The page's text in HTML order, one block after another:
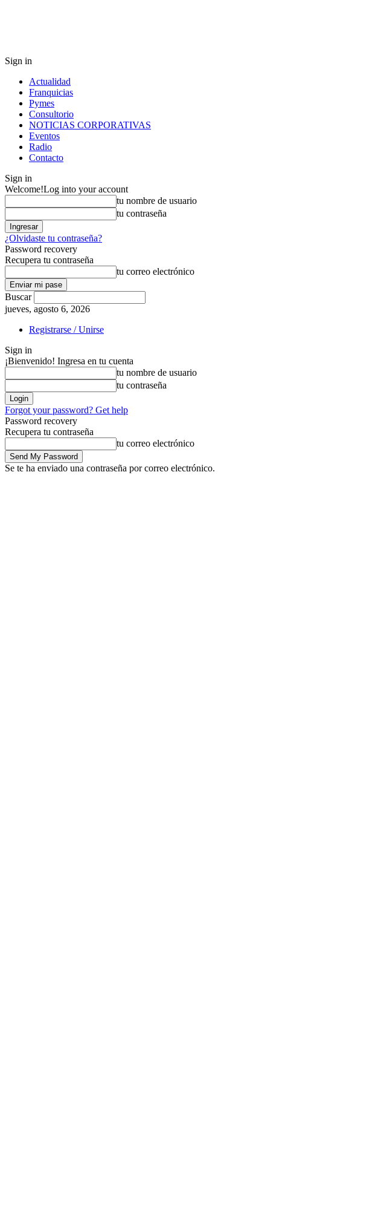
Sign in
Actualidad
Franquicias
Pymes
Consultorio
NOTICIAS CORPORATIVAS
Eventos
Radio
Contacto
Sign in
Welcome!Log into your account
tu nombre de usuario
tu contraseña
¿Olvidaste tu contraseña?
Password recovery
Recupera tu contraseña
tu correo electrónico
Buscar
jueves, agosto 6, 2026
Registrarse / Unirse
Sign in
¡Bienvenido! Ingresa en tu cuenta
tu nombre de usuario
tu contraseña
Forgot your password? Get help
Password recovery
Recupera tu contraseña
tu correo electrónico
Se te ha enviado una contraseña por correo electrónico.